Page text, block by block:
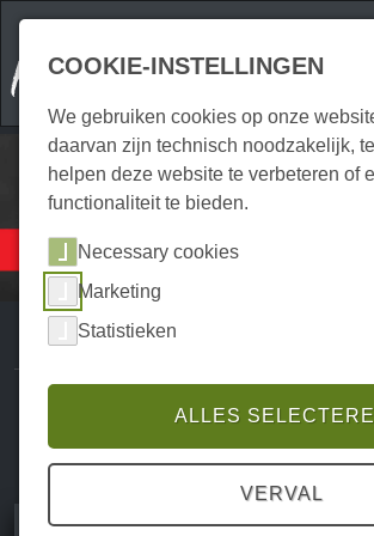
Boodschappen
Overige
COOKIE-INSTELLINGEN
We gebruiken cookies op onze
daarvan zijn technisch noodzakelijk,
helpen deze website te verbeteren of
functionaliteit te bieden.
Necessary cookies
Marketing
Statistieken
ALLES
VERVAL